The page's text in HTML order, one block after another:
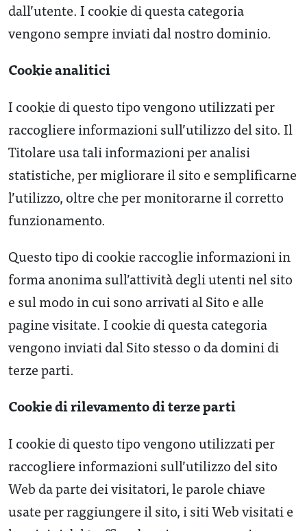
dall’utente. I cookie di questa categoria
vengono sempre inviati dal nostro dominio.
Cookie analitici
I cookie di questo tipo vengono utilizzati per
raccogliere informazioni sull’utilizzo del sito. Il
Titolare usa tali informazioni per analisi
statistiche, per migliorare il sito e semplificarne
l’utilizzo, oltre che per monitorarne il corretto
funzionamento.
Questo tipo di cookie raccoglie informazioni in
forma anonima sull’attività degli utenti nel sito
e sul modo in cui sono arrivati al Sito e alle
pagine visitate. I cookie di questa categoria
vengono inviati dal Sito stesso o da domini di
terze parti.
Cookie di rilevamento di terze parti
I cookie di questo tipo vengono utilizzati per
raccogliere informazioni sull’utilizzo del sito
Web da parte dei visitatori, le parole chiave
usate per raggiungere il sito, i siti Web visitati e